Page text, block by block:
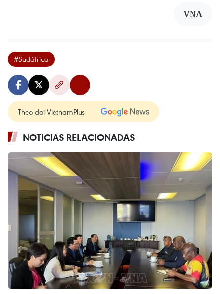
VNA
#Sudáfrica
Theo dõi VietnamPlus
NOTICIAS RELACIONADAS